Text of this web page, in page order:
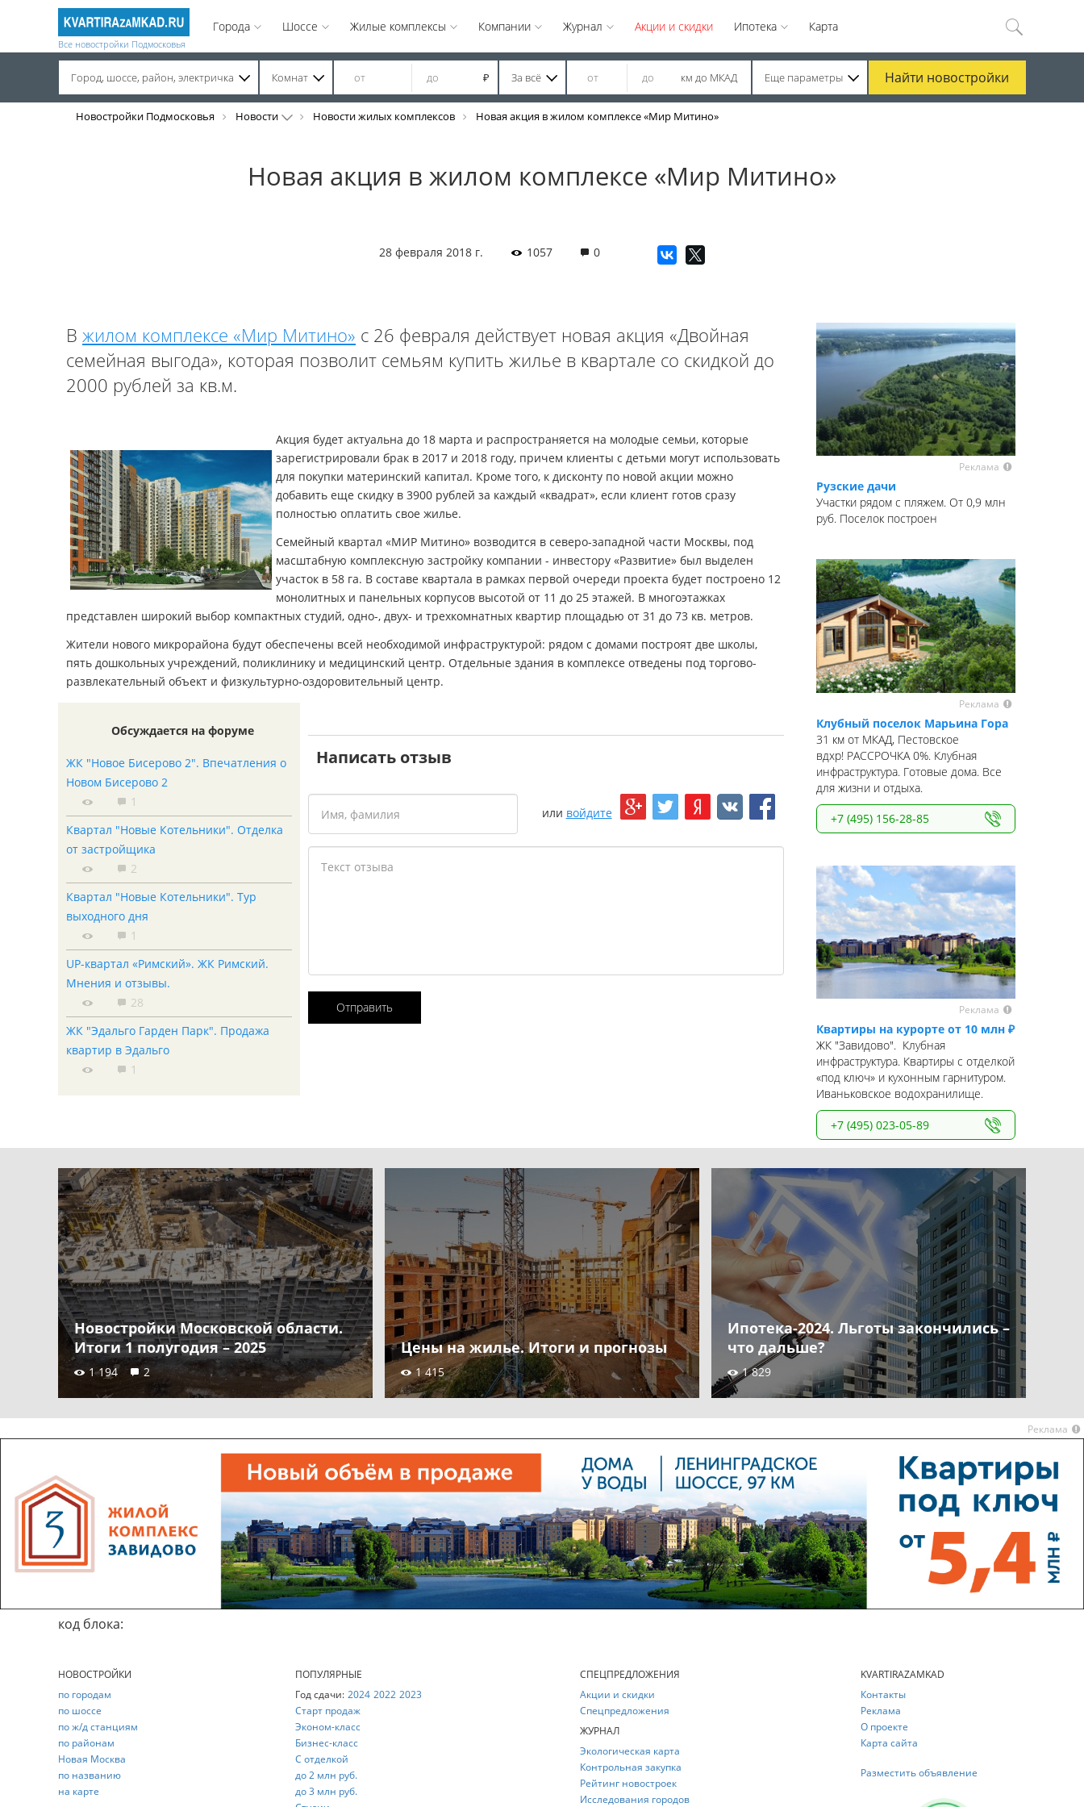
Все новостройки Подмосковья
Города Шоссе Жилые комплексы Компании Журнал Акции и скидки Ипотека Карта
Город, шоссе, район, электричка Комнат ₽ За всё км до МКАД Еще параметры Найти новостройки
Новостройки Подмосковья Новости Новости жилых комплексов Новая акция в жилом комплексе «Мир Митино»
Новая акция в жилом комплексе «Мир Митино»
28 февраля 2018 г. 1057 0
В жилом комплексе «Мир Митино» с 26 февраля действует новая акция «Двойная
семейная выгода», которая позволит семьям купить жилье в квартале со скидкой до
2000 рублей за кв.м.
Акция будет актуальна до 18 марта и распространяется на молодые семьи, которые
зарегистрировали брак в 2017 и 2018 году, причем клиенты с детьми могут использовать
для покупки материнский капитал. Кроме того, к дисконту по новой акции можно
добавить еще скидку в 3900 рублей за каждый «квадрат», если клиент готов сразу
полностью оплатить свое жилье.
Семейный квартал «МИР Митино» возводится в северо-западной части Москвы, под
масштабную комплексную застройку компании - инвестору «Развитие» был выделен
участок в 58 га. В составе квартала в рамках первой очереди проекта будет построено 12
монолитных и панельных корпусов высотой от 11 до 25 этажей. В многоэтажках
представлен широкий выбор компактных студий, одно-, двух- и трехкомнатных квартир площадью от 31 до 73 кв. метров.
Жители нового микрорайона будут обеспечены всей необходимой инфраструктурой: рядом с домами построят две школы,
пять дошкольных учреждений, поликлинику и медицинский центр. Отдельные здания в комплексе отведены под торгово-
развлекательный объект и физкультурно-оздоровительный центр.
Обсуждается на форуме
ЖК "Новое Бисерово 2". Впечатления о
Новом Бисерово 2
1
Квартал "Новые Котельники". Отделка
от застройщика
2
Квартал "Новые Котельники". Тур
выходного дня
1
UP-квартал «Римский». ЖК Римский.
Мнения и отзывы.
28
ЖК "Эдальго Гарден Парк". Продажа
квартир в Эдальго
1
Написать отзыв
или войдите
Отправить
Реклама
Рузские дачи
Участки рядом с пляжем. От 0,9 млн
руб. Поселок построен
Реклама
Клубный поселок Марьина Гора
31 км от МКАД, Пестовское
вдхр! РАССРОЧКА 0%. Клубная
инфраструктура. Готовые дома. Все
для жизни и отдыха.
+7 (495) 156-28-85
Реклама
Квартиры на курорте от 10 млн ₽
ЖК "Завидово". Клубная
инфраструктура. Квартиры с отделкой
«под ключ» и кухонным гарнитуром.
Иваньковское водохранилище.
+7 (495) 023-05-89
Новостройки Московской области.
Итоги 1 полугодия – 2025
1 194 2
Цены на жилье. Итоги и прогнозы
1 415
Ипотека-2024. Льготы закончились –
что дальше?
1 829
Реклама
код блока:
НОВОСТРОЙКИ
по городам
по шоссе
по ж/д станциям
по районам
Новая Москва
по названию
на карте
ПОПУЛЯРНЫЕ
Год сдачи: 2024 2022 2023
Старт продаж
Эконом-класс
Бизнес-класс
С отделкой
до 2 млн руб.
до 3 млн руб.
СПЕЦПРЕДЛОЖЕНИЯ
Акции и скидки
Спецпредложения
ЖУРНАЛ
Экологическая карта
Контрольная закупка
Рейтинг новостроек
Исследования городов
KVARTIRAZAMKAD
Контакты
Реклама
О проекте
Карта сайта
Разместить объявление